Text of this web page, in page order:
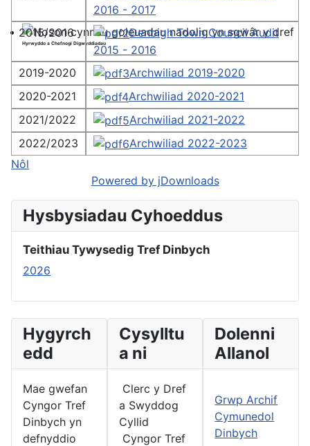
Hyrwyddo a Chefnogi Digwyddiadau
Hysbysiadau Cyhoeddus
Teithiau Tywysedig Tref Dinbych
2026
2016 - 2017
2015/2016
Denbigh Town Council Audit
2015 - 2016
2019-2020
Archwiliad 2019-2020
2020-2021
Archwiliad 2020-2021
2021/2022
Archwiliad 2021-2022
2022/2023
Archwiliad 2022-2023
Nôl
Powered by jDownloads
Hygyrch
edd
Mae gwefan
Cyngor Tref
Dinbych yn
defnyddio
Cysylltu
a ni
Clerc y Dref
a Swyddog
Cyllid
Cyngor Tref
Dolenni
Allanol
Grwp Archif
Cymunedol
Dinbych